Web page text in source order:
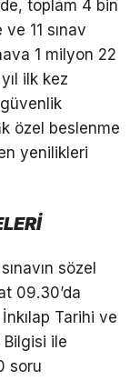
toplam 4 bin
11 sınav
1 milyon 22
ilk kez
özel beslenme
yenilikleri
sözel
09.30’da
Tarihi ve
ile
soru